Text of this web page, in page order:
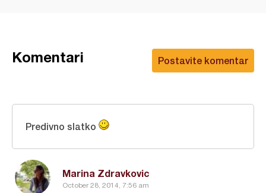
Postavite komentar
Komentari
Marina Zdravkovic
October 28, 2014, 7:56 am
Predivno slatko